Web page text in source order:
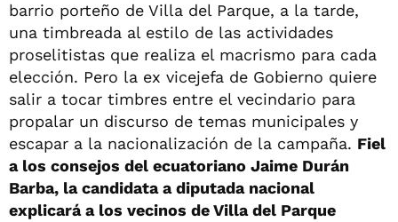
barrio porteño de Villa del Parque, a la tarde,
una timbreada al estilo de las actividades
proselitistas que realiza el macrismo para cada
elección. Pero la ex vicejefa de Gobierno quiere
salir a tocar timbres entre el vecindario para
propalar un discurso de temas municipales y
escapar a la nacionalización de la campaña. Fiel
a los consejos del ecuatoriano Jaime Durán
Barba, la candidata a diputada nacional
explicará a los vecinos de Villa del Parque